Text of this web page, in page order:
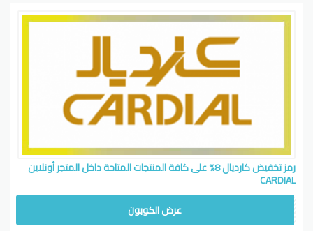
رمز تخفيض كارديال 8% على كافة المنتجات المتاحة داخل المتجر أونلاين
CARDIAL
عرض الكوبون